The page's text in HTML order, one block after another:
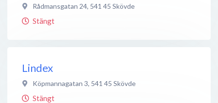
Rådmansgatan 24, 541 45 Skövde
Stängt
Lindex
Köpmannagatan 3, 541 45 Skövde
Stängt